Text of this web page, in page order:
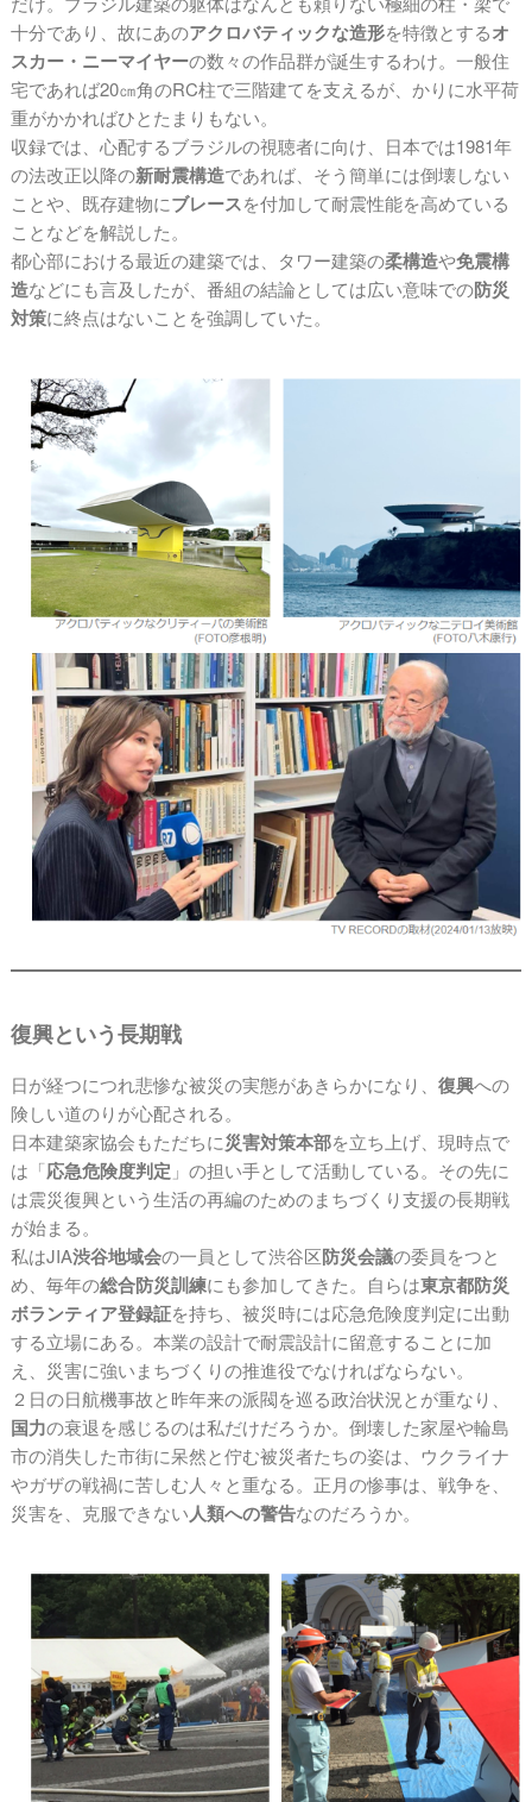
十分であり、故にあのアクロバティックな造形を特徴とするオ
スカー・ニーマイヤーの数々の作品群が誕生するわけ。一般住
宅であれば20㎝角のRC柱で三階建てを支えるが、かりに水平荷
重がかかればひとたまりもない。
収録では、心配するブラジルの視聴者に向け、日本では1981年
の法改正以降の新耐震構造であれば、そう簡単には倒壊しない
ことや、既存建物にブレースを付加して耐震性能を高めている
ことなどを解説した。
都心部における最近の建築では、タワー建築の柔構造や免震構
造などにも言及したが、番組の結論としては広い意味での防災
対策に終点はないことを強調していた。
復興という長期戦
日が経つにつれ悲惨な被災の実態があきらかになり、 復興への
険しい道のりが心配される。
日本建築家協会もただちに災害対策本部を立ち上げ、現時点で
は「応急危険度判定 」の担い手として活動している。その先に
は震災復興という生活の再編のためのまちづくり支援の長期戦
が始まる。
私はJIA渋谷地域会の一員として渋谷区防災会議の委員をつと
め、毎年の総合防災訓練にも参加してきた。自らは東京都防災
ボランティア登録証を持ち、被災時には応急危険度判定に出動
する立場にある。本業の設計で耐震設計に留意することに加
え、災害に強いまちづくりの推進役でなければならない。
２日の日航機事故と昨年来の派閥を巡る政治状況とが重なり、
国力の衰退を感じるのは私だけだろうか。倒壊した家屋や輪島
市の消失した市街に呆然と佇む被災者たちの姿は、ウクライナ
やガザの戦禍に苦しむ人々と重なる。正月の惨事は、戦争を、
災害を、克服できない人類への警告なのだろうか。